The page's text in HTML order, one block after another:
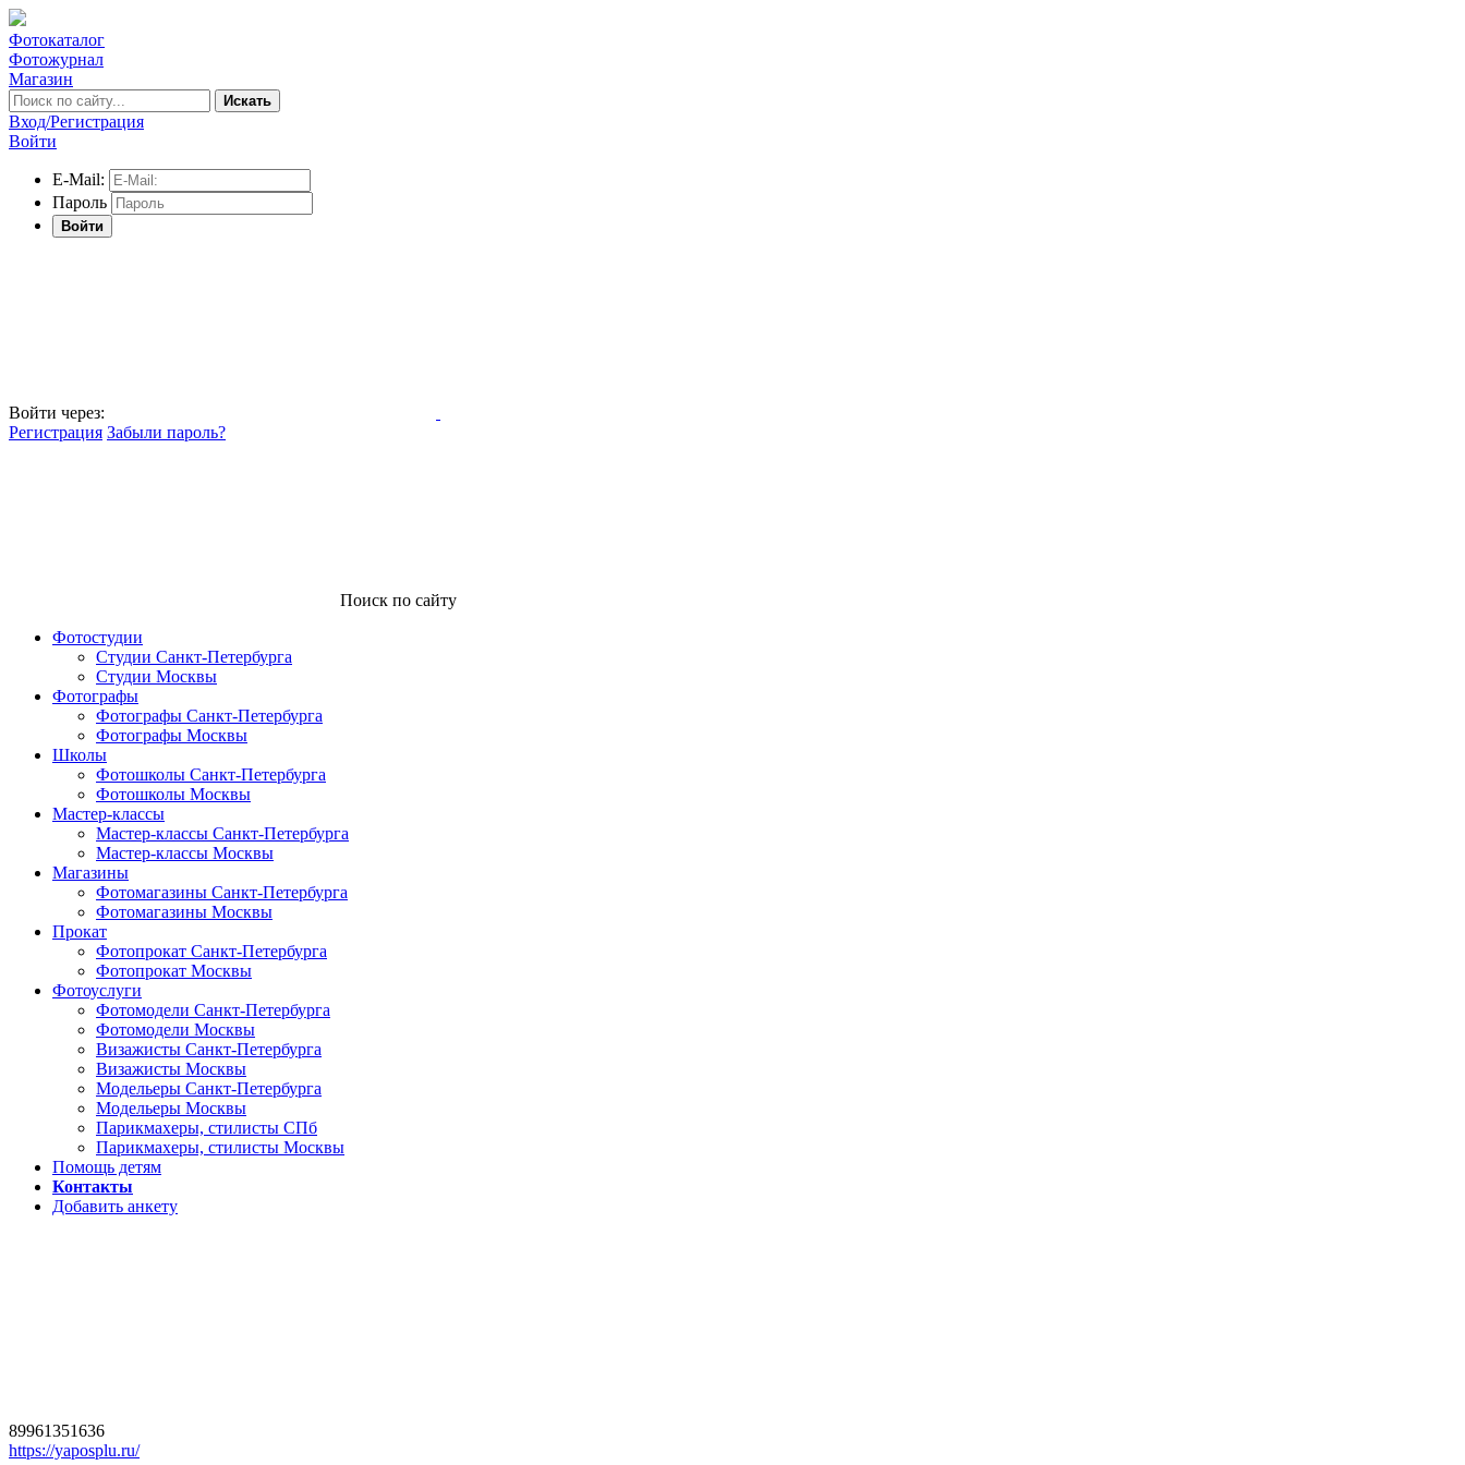
Фотокаталог
Фотожурнал
Магазин
Искать
Вход/Регистрация
Войти
E-Mail:
Пароль
Войти
Войти через:
Регистрация Забыли пароль?
Поиск по сайту
Фотостудии
Студии Санкт-Петербурга
Студии Москвы
Фотографы
Фотографы Санкт-Петербурга
Фотографы Москвы
Школы
Фотошколы Санкт-Петербурга
Фотошколы Москвы
Мастер-классы
Мастер-классы Санкт-Петербурга
Мастер-классы Москвы
Магазины
Фотомагазины Санкт-Петербурга
Фотомагазины Москвы
Прокат
Фотопрокат Санкт-Петербурга
Фотопрокат Москвы
Фотоуслуги
Фотомодели Санкт-Петербурга
Фотомодели Москвы
Визажисты Санкт-Петербурга
Визажисты Москвы
Модельеры Санкт-Петербурга
Модельеры Москвы
Парикмахеры, стилисты СПб
Парикмахеры, стилисты Москвы
Помощь детям
Контакты
Добавить анкету
89961351636
https://yaposplu.ru/